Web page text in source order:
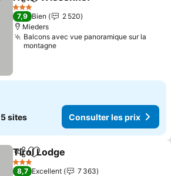
PartagerAjouter à mes favoris
3 Étoiles
7,9 Bien
2 520
Mieders
Balcons avec vue panoramique sur la
montagne
5 sites Consulter les prix
PartagerAjouter à mes favoris
Tirol Lodge
3 Étoiles
8,7 Excellent
7 363